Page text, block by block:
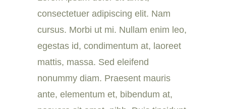
consectetuer adipiscing elit. Nam
cursus. Morbi ut mi. Nullam enim leo,
egestas id, condimentum at, laoreet
mattis, massa. Sed eleifend
nonummy diam. Praesent mauris
ante, elementum et, bibendum at,